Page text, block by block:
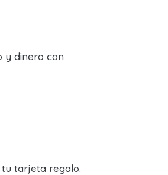
y dinero con
tarjeta regalo.